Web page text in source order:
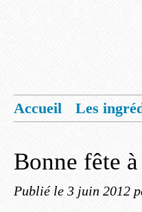
Accueil
Les
Bonne fête
Publié le 3 juin 2012